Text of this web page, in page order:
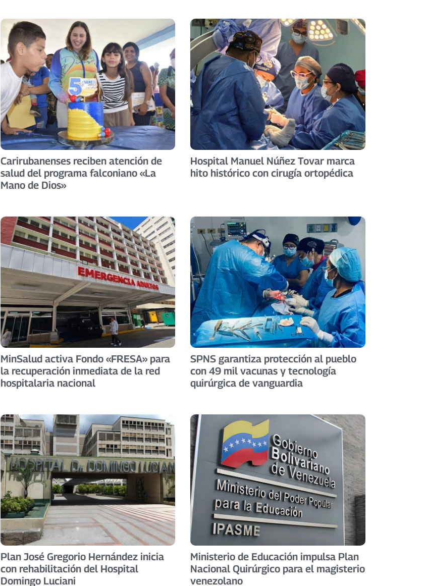
Carirubanenses reciben atención de
salud del programa falconiano «La
Mano de Dios»
Hospital Manuel Núñez Tovar marca
hito histórico con cirugía ortopédica
MinSalud activa Fondo «FRESA» para
la recuperación inmediata de la red
hospitalaria nacional
SPNS garantiza protección al pueblo
con 49 mil vacunas y tecnología
quirúrgica de vanguardia
Plan José Gregorio Hernández inicia
con rehabilitación del Hospital
Domingo Luciani
Ministerio de Educación impulsa Plan
Nacional Quirúrgico para el magisterio
venezolano